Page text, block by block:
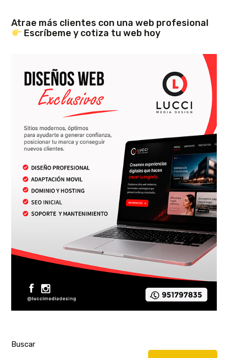
Atrae más clientes con una web profesional
Escríbeme y cotiza tu web hoy
Buscar